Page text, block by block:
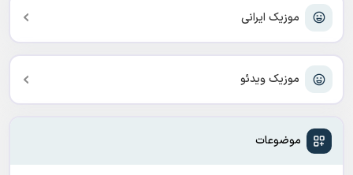
موزیک ایرانی
موزیک ویدئو
موضوعات